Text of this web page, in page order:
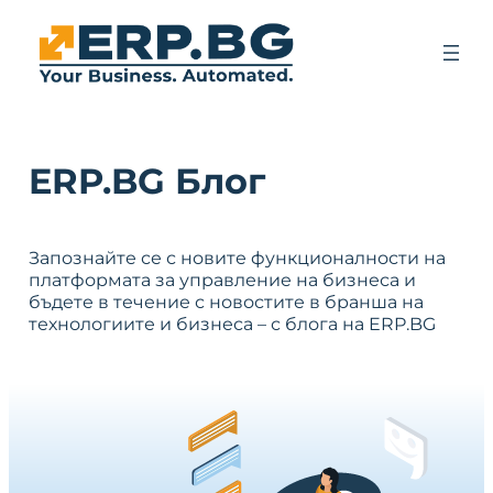
ERP.BG Блог
Запознайте се с новите функционалности на
платформата за управление на бизнеса и
бъдете в течение с новостите в бранша на
технологиите и бизнеса – с блога на ERP.BG